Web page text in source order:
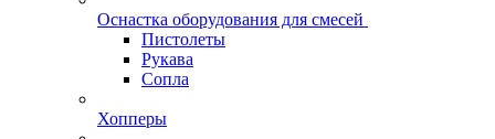
Оснастка оборудования для смесей
Пистолеты
Рукава
Сопла
Хопперы